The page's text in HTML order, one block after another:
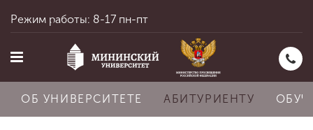
Режим работы: 8-17 пн-пт
ОБ УНИВЕРСИТЕТЕ АБИТУРИЕНТУ